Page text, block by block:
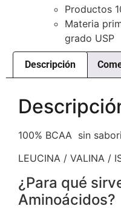
Productos
Materia
grado USP
Descripción
100% BCAA sin
LEUCINA / VALINA /
¿Para qué
Aminoácidos?